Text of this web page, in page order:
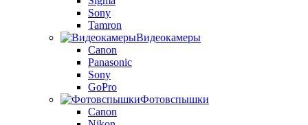
Sony
Tamron
Видеокамеры
Canon
Panasonic
Sony
GoPro
Фотовспышки
Canon